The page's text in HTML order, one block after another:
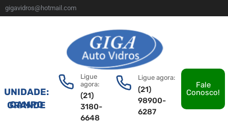
gigavidros@hotmail.com
UNIDADE:
CAMPO GRANDE
Ligue
agora:
(21)
3180-
6648
Ligue agora:
(21)
98900-
6287
Fale
Conosco!